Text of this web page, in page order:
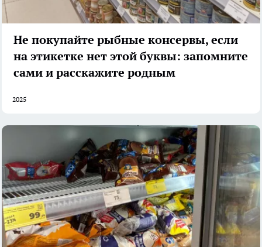
Не покупайте рыбные консервы, если
на этикетке нет этой буквы: запомните
сами и расскажите родным
2025